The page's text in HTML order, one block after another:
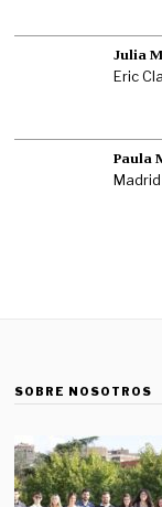
Julia
Eric
Paula
SOBRE NOSOTROS